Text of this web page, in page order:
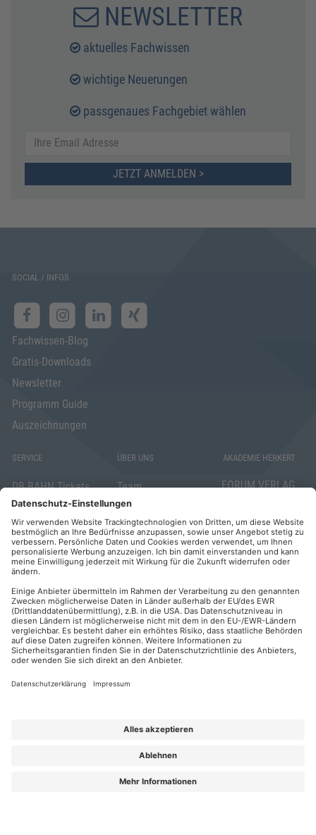
NEWSLETTER
aktuelles Fachwissen
wichtige Neuerungen
passgenaues Fachgebiet wählen
JETZT ANMELDEN >
SOCIAL / INFOS
Fachwissen-Blog
Gratis-Downloads
Newsletter
Programm Guide
Auszeichnungen
SERVICE
DB BAHN Tickets
Veranstaltungsunterlagen
Abo kündigen
Widerrufsrecht
für Verbraucher
Elektronischer
Geschäftsverkehr
Barrierefreiheit
ÜBER UNS
Team
Die AKADEMIE
HERKERT
FORUM VERLAG
HERKERT
AKADEMIE HERKERT
FORUM VERLAG
18
86504 Merching
Telefon: +49
(0)8233 381-123
(0)8233 381-222
E-Mail:
herkert.de
Zahlung per
AGB & Lizenzbedingungen